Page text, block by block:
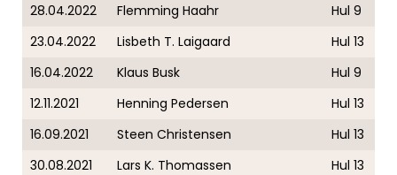
28.04.2022
Flemming Haahr
Hul 9
23.04.2022
Lisbeth T. Laigaard
Hul 13
16.04.2022
Klaus Busk
Hul 9
12.11.2021
Henning Pedersen
Hul 13
16.09.2021
Steen Christensen
Hul 13
30.08.2021
Lars K. Thomassen
Hul 13